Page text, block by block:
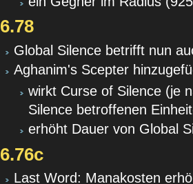
6.78
Global Silence betrifft nun
Aghanim's Scepter
wirkt Curse of Silence (je
Silence betroffenen
erhöht Dauer von Global
6.76c
Last Word: Manakosten